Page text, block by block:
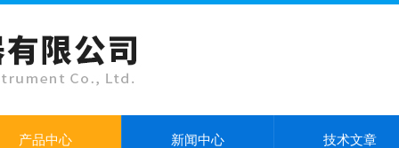
产品中心 新闻中心 技术文章